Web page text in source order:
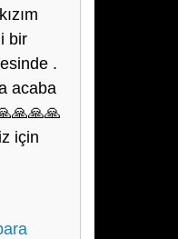
bir
.
acaba
için